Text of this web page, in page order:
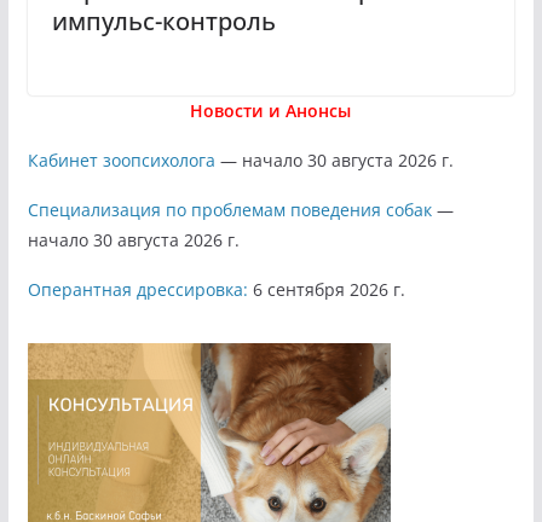
импульс-контроль
Новости и Анонсы
Кабинет зоопсихолога — начало 30 августа 2026 г.
Специализация по проблемам поведения собак—
начало 30 августа 2026 г.
Оперантная дрессировка: 6 сентября 2026 г.